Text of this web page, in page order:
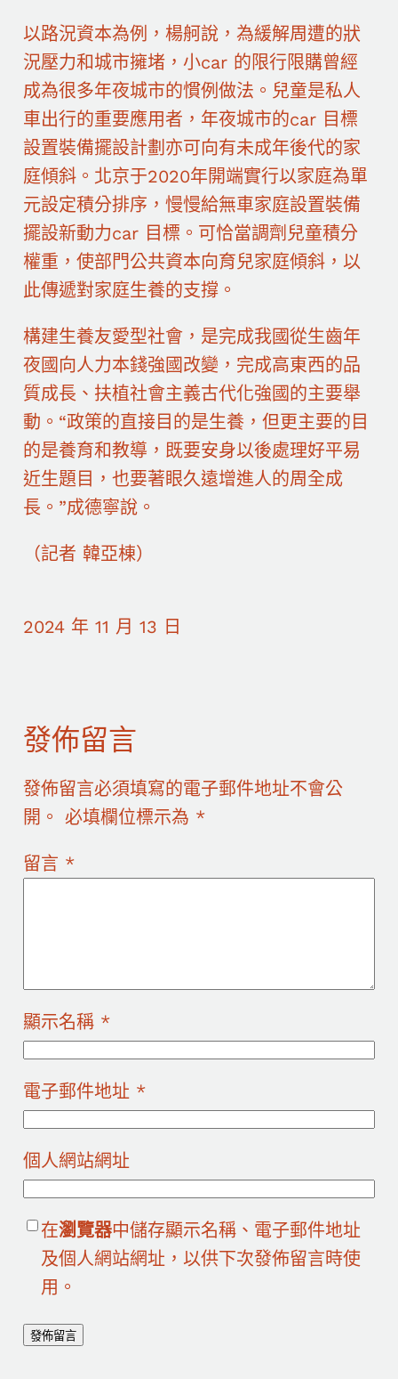
以路況資本為例，楊舸說，為緩解周遭的狀
況壓力和城市擁堵，小car 的限行限購曾經
成為很多年夜城市的慣例做法。兒童是私人
車出行的重要應用者，年夜城市的car 目標
設置裝備擺設計劃亦可向有未成年後代的家
庭傾斜。北京于2020年開端實行以家庭為單
元設定積分排序，慢慢給無車家庭設置裝備
擺設新動力car 目標。可恰當調劑兒童積分
權重，使部門公共資本向育兒家庭傾斜，以
此傳遞對家庭生養的支撐。
構建生養友愛型社會，是完成我國從生齒年
夜國向人力本錢強國改變，完成高東西的品
質成長、扶植社會主義古代化強國的主要舉
動。“政策的直接目的是生養，但更主要的目
的是養育和教導，既要安身以後處理好平易
近生題目，也要著眼久遠增進人的周全成
長。”成德寧說。
（記者 韓亞棟）
2024 年 11 月 13 日
發佈留言
發佈留言必須填寫的電子郵件地址不會公
開。 必填欄位標示為 *
留言 *
顯示名稱 *
電子郵件地址 *
個人網站網址
在瀏覽器中儲存顯示名稱、電子郵件地址
及個人網站網址，以供下次發佈留言時使
用。